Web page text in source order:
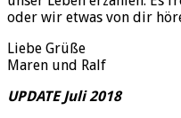
oder wir etwas von dir
Liebe Grüße
Maren und Ralf
UPDATE Juli 2018